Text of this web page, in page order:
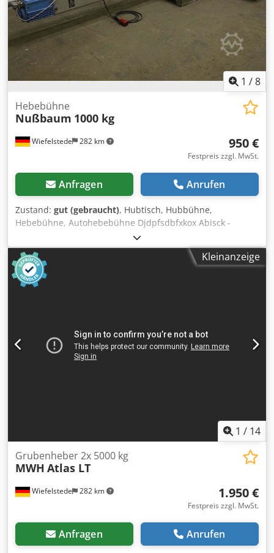
1 /8
Wiefelstede 282 km
Hebebühne
Nußbaum 1000 kg
950 €
Festpreis zzgl. MwSt.
Anfragen Anrufen
Zustand: gut (gebraucht), Hubtisch, Hubbühne,
Hebebühne, Autohebebühne Djdpfsdbfxkox Abisck -
Hersteller: Nußbaum -Traglast: ca. 1000 kg -Fuß
Abmessungen: 740 x 420 mm -max. Hub: ca. 1600 mm -mit
Steuerung -Abmessungen: 3200/1930/H450 mm -Gewicht:
494 kg
Kleinanzeige
1 / 14
Wiefelstede 282 km
Grubenheber 2x 5000 kg
MWH Atlas LT
1.950 €
Festpreis zzgl. MwSt.
Anfragen Anrufen